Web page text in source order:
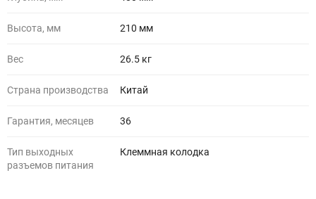
Высота, мм 210 мм
Вес 26.5 кг
Страна производства Китай
Гарантия, месяцев 36
Тип выходных
разъемов питания
Клеммная колодка